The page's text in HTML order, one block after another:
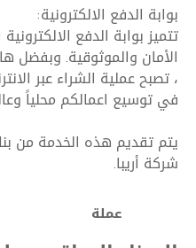
بوابة الدفع الالكترونية:
تتميز بوابة الدفع
الأمان والموثوقية. وبفضل
، تصبح عملية الشراء عبر
في توسيع اعمالكم محلياً
يتم تقديم هذه الخدمة من
شركة أريبا.
عملة